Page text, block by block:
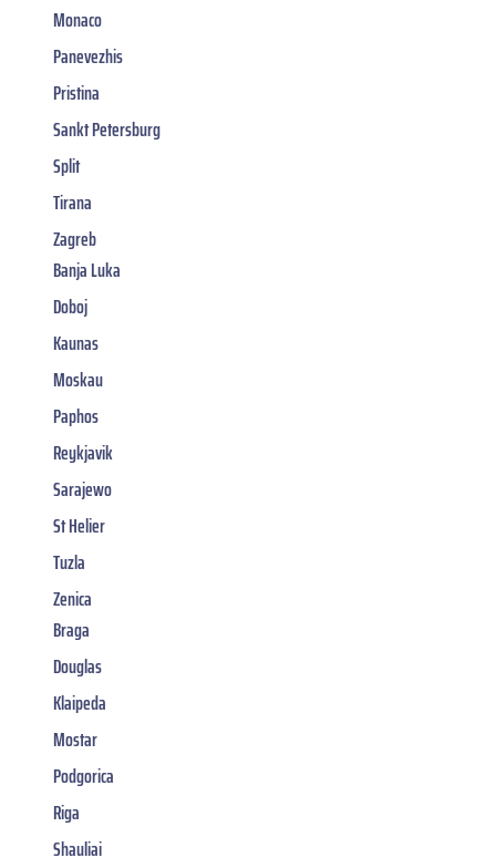
Monaco
Panevezhis
Pristina
Sankt Petersburg
Split
Tirana
Zagreb
Banja Luka
Doboj
Kaunas
Moskau
Paphos
Reykjavik
Sarajewo
St Helier
Tuzla
Zenica
Braga
Douglas
Klaipeda
Mostar
Podgorica
Riga
Shauliai